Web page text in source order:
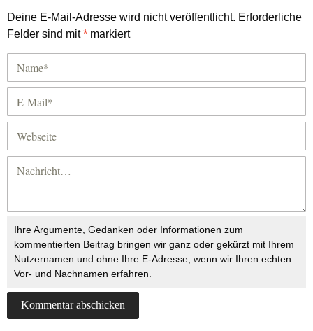
Deine E-Mail-Adresse wird nicht veröffentlicht. Erforderliche
Felder sind mit* markiert
Ihre Argumente, Gedanken oder Informationen zum
kommentierten Beitrag bringen wir ganz oder gekürzt mit Ihrem
Nutzernamen und ohne Ihre E-Adresse, wenn wir Ihren echten
Vor- und Nachnamen erfahren.